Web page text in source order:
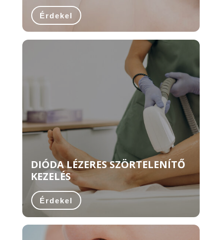
Érdekel
DIÓDA LÉZERES SZÖRTELENÍTŐ
KEZELÉS
Érdekel